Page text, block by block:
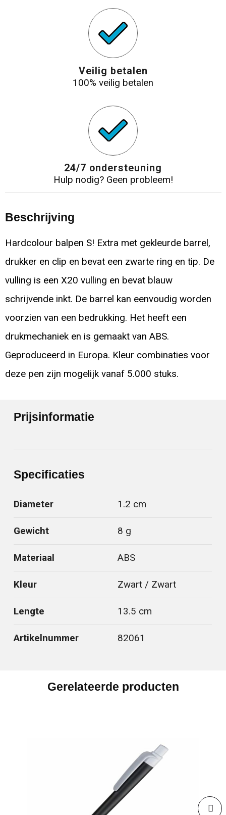
Veilig betalen
100% veilig betalen
24/7 ondersteuning
Hulp nodig? Geen probleem!
Beschrijving
Hardcolour balpen S! Extra met gekleurde barrel,
drukker en clip en bevat een zwarte ring en tip. De
vulling is een X20 vulling en bevat blauw
schrijvende inkt. De barrel kan eenvoudig worden
voorzien van een bedrukking. Het heeft een
drukmechaniek en is gemaakt van ABS.
Geproduceerd in Europa. Kleur combinaties voor
deze pen zijn mogelijk vanaf 5.000 stuks.
Prijsinformatie
Specificaties
Diameter 1.2 cm
Gewicht 8 g
Materiaal ABS
Kleur Zwart / Zwart
Lengte 13.5 cm
Artikelnummer 82061
Gerelateerde producten